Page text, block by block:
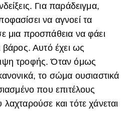
Για παράδειγμα,
να αγνοεί τα
μια προσπάθεια να φάει
βάρος. Αυτό έχει ως
τροφής. Όταν όμως
το σώμα ουσιαστικά
που επιτέλους
και τότε χάνεται